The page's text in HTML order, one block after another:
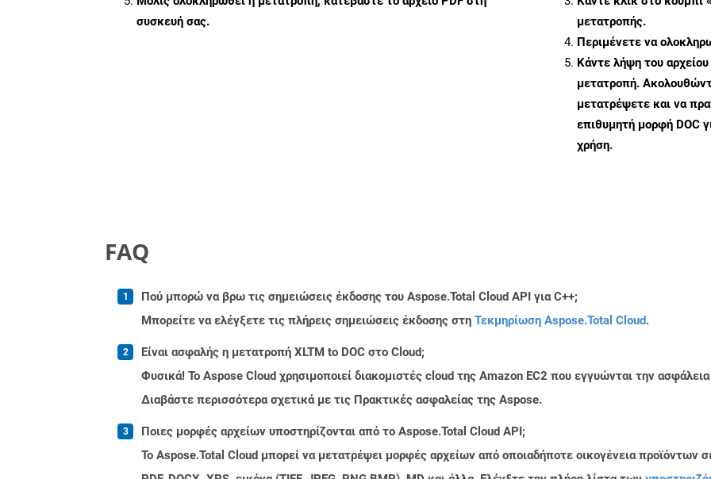
συσκευή σας.
μετατροπής.
Περιμένετε να
Κάντε λήψη του
μετατροπή.
μετατρέψετε και να
επιθυμητή μορφή DOC
χρήση.
FAQ
Πού μπορώ να βρω τις σημειώσεις έκδοσης του Aspose.Total Cloud API για C++;
Μπορείτε να ελέγξετε τις πλήρεις σημειώσεις έκδοσης στη Τεκμηρίωση Aspose.Total Cloud.
Είναι ασφαλής η μετατροπή XLTM to DOC στο Cloud;
Φυσικά! Το Aspose Cloud χρησιμοποιεί διακομιστές cloud της Amazon EC2 που εγγυώνται την
Διαβάστε περισσότερα σχετικά με τις Πρακτικές ασφαλείας της Aspose.
Ποιες μορφές αρχείων υποστηρίζονται από το Aspose.Total Cloud API;
Το Aspose.Total Cloud μπορεί να μετατρέψει μορφές αρχείων από οποιαδήποτε οικογένεια προϊόντων